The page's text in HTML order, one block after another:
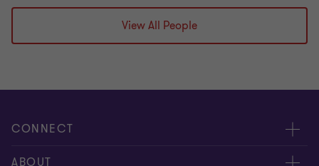
View All People
CONNECT
Nuestra gente
ABOUT